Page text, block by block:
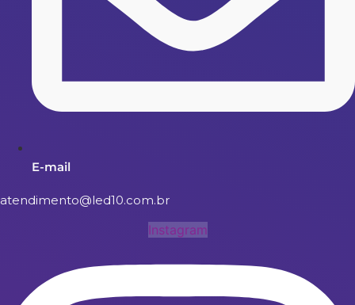
E-mail
atendimento@led10.com.br
Instagram